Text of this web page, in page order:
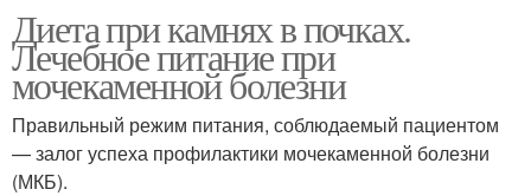
Диета при камнях в почках.
Лечебное питание при
мочекаменной болезни
Правильный режим питания, соблюдаемый пациентом
— залог успеха профилактики мочекаменной болезни
(МКБ).